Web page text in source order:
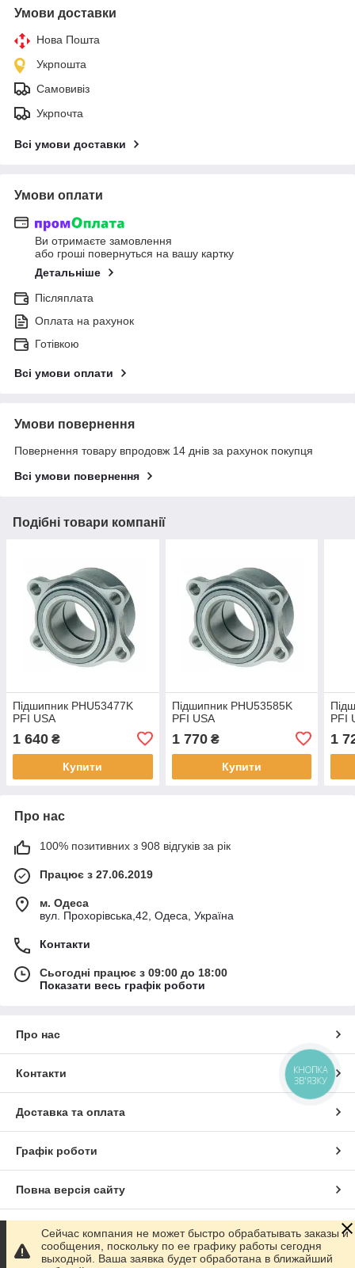
Умови доставки
Нова Пошта
Укрпошта
Самовивіз
Укрпочта
Всі умови доставки
Умови оплати
Ви отримаєте замовлення
або гроші повернуться на вашу картку
Детальніше
Післяплата
Оплата на рахунок
Готівкою
Всі умови оплати
Умови повернення
Повернення товару впродовж 14 днів за рахунок покупця
Всі умови повернення
Подібні товари компанії
Підшипник PHU53477K
PFI USA
1 640 ₴
Купити
Підшипник PHU53585K
PFI USA
1 770₴
Купити
PFI
1
Про нас
100% позитивних з 908 відгуків за рік
Працює з 27.06.2019
м. Одеса
вул. Прохорівська,42, Одеса, Україна
Контакти
Сьогодні працює з 09:00 до 18:00
Показати весь графік роботи
Про нас
Контакти
Доставка та оплата
Графік роботи
Повна версія сайту
Сайт створено на маркетплейсі Prom.ua
Сейчас компания не может быстро обрабатывать заказы и
сообщения, поскольку по ее графику работы сегодня
выходной. Ваша заявка будет обработана в ближайший
КНОПКА
ЗВ'ЯЗКУ